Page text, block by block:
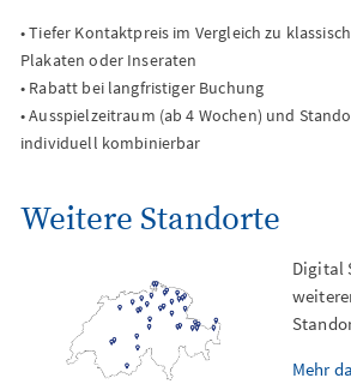
• Tiefer Kontaktpreis im Vergleich zu
Plakaten oder Inseraten
• Rabatt bei langfristiger Buchung
• Ausspielzeitraum (ab 4 Wochen) und
individuell kombinierbar
Weitere Standorte
Digital
Mehr